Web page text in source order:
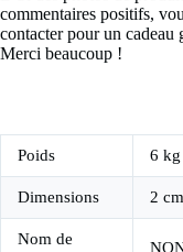
commentaires positifs,
contacter pour un
Merci beaucoup !
Poids 6 kg
Dimensions 2 cm
Nom de